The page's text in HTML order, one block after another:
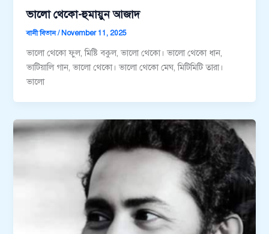
ভালো থেকো-হুমায়ুন আজাদ
বানী বিতান/ November 11, 2025
ভালো থেকো ফুল, মিষ্টি বকুল, ভালো থেকো। ভালো থেকো ধান,
ভাটিয়ালি গান, ভালো থেকো। ভালো থেকো মেঘ, মিটিমিটি তারা।
ভালো